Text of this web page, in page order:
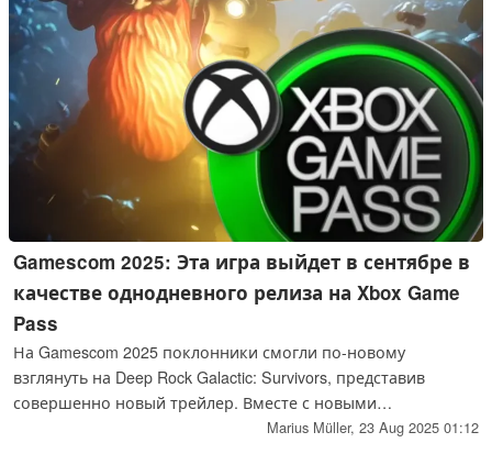
Gamescom 2025: Эта игра выйдет в сентябре в
качестве однодневного релиза на Xbox Game
Pass
На Gamescom 2025 поклонники смогли по-новому
взглянуть на Deep Rock Galactic: Survivors, представив
совершенно новый трейлер. Вместе с новыми
геймплейными кадрами появилась захватывающая
Marius Müller, 23 Aug 2025 01:12